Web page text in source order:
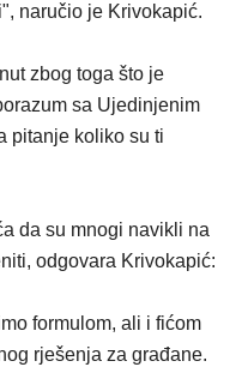
naručio je Krivokapić.
zbog toga što je
sa Ujedinjenim
pitanje koliko su ti
da su mnogi navikli na
odgovara Krivokapić:
formulom, ali i fićom
rješenja za građane.